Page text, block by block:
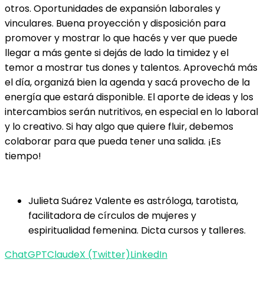
otros. Oportunidades de expansión laborales y
vinculares. Buena proyección y disposición para
promover y mostrar lo que hacés y ver que puede
llegar a más gente si dejás de lado la timidez y el
temor a mostrar tus dones y talentos. Aprovechá más
el día, organizá bien la agenda y sacá provecho de la
energía que estará disponible. El aporte de ideas y los
intercambios serán nutritivos, en especial en lo laboral
y lo creativo. Si hay algo que quiere fluir, debemos
colaborar para que pueda tener una salida. ¡Es
tiempo!
Julieta Suárez Valente es astróloga, tarotista,
facilitadora de círculos de mujeres y
espiritualidad femenina. Dicta cursos y talleres.
ChatGPTClaudeX (Twitter)LinkedIn